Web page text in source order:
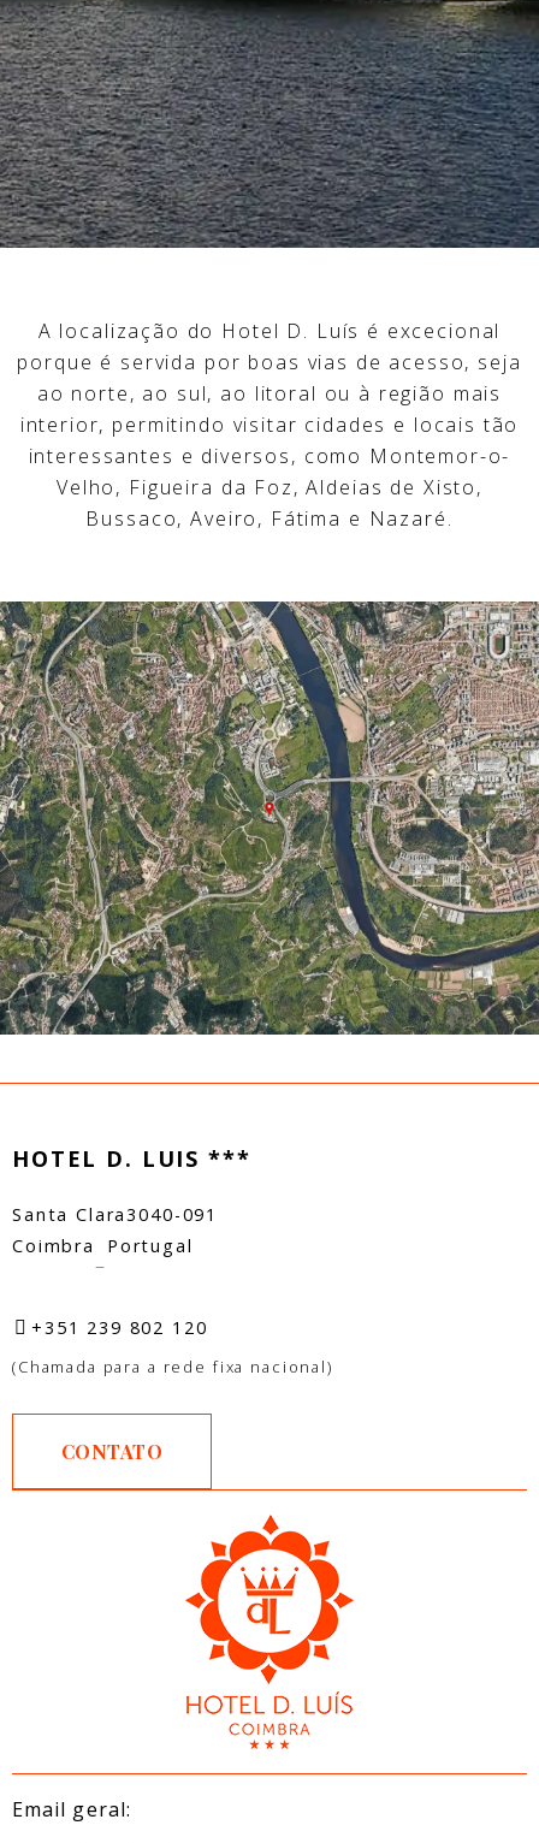
A localização do Hotel D. Luís é excecional
porque é servida por boas vias de acesso, seja
ao norte, ao sul, ao litoral ou à região mais
interior, permitindo visitar cidades e locais tão
interessantes e diversos, como Montemor-o-
Velho, Figueira da Foz, Aldeias de Xisto,
Bussaco, Aveiro, Fátima e Nazaré.
HOTEL D. LUIS ***
Santa Clara3040-091
Coimbra
–
Portugal
+351 239 802 120
(Chamada para a rede fixa nacional)
CONTATO
Email geral: